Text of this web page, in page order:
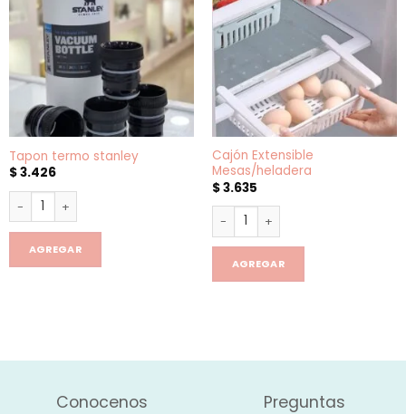
Tapon termo stanley
$3.426
Tapon termo stanley cantidad
AGREGAR
Cajón Extensible
Mesas/heladera
$3.635
Cajón Extensible Mesas/
AGREGAR
Conocenos Preguntas